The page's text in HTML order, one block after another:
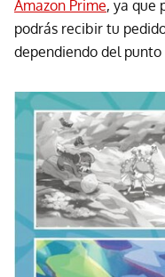
Amazon Prime, ya que
podrás recibir tu
dependiendo del